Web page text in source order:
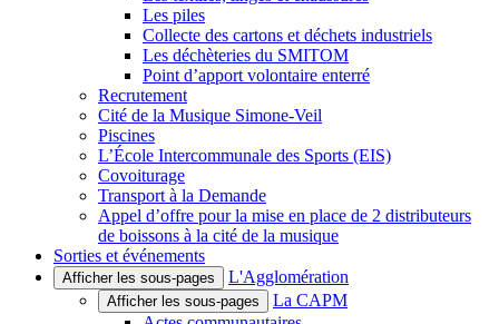
Les piles
Collecte des cartons et déchets industriels
Les déchèteries du SMITOM
Point d’apport volontaire enterré
Recrutement
Cité de la Musique Simone-Veil
Piscines
L’École Intercommunale des Sports (EIS)
Covoiturage
Transport à la Demande
Appel d’offre pour la mise en place de 2 distributeurs
de boissons à la cité de la musique
Sorties et événements
Afficher les sous-pages L'Agglomération
Afficher les sous-pages
La CAPM